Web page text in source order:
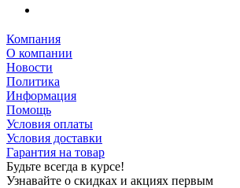
Компания
О компании
Новости
Политика
Информация
Помощь
Условия оплаты
Условия доставки
Гарантия на товар
Будьте всегда в курсе!
Узнавайте о скидках и акциях первым